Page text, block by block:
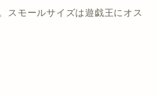
スモールサイズは遊戯王にオス